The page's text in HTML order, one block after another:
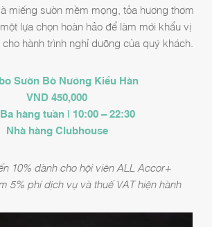
miếng sườn mềm mọng, tỏa hương thơm
lựa chọn hoàn hảo để làm mới khẩu vị
hành trình nghỉ dưỡng của quý khách.
Sườn Bò Nướng Kiểu Hàn
VND 450,000
hàng tuần | 10:00 – 22:30
Nhà hàng Clubhouse
10% dành cho hội viên ALL Accor+
5% phí dịch vụ và thuế VAT hiện hành